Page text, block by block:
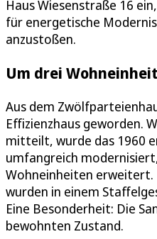
Haus Wiesenstraße 16
für energetische
anzustoßen.
Um drei
Aus dem
Effizienzhaus geworden.
mitteilt, wurde das 1960
umfangreich
Wohneinheiten erweitert.
wurden in einem
Eine Besonderheit: Die
bewohnten Zustand.